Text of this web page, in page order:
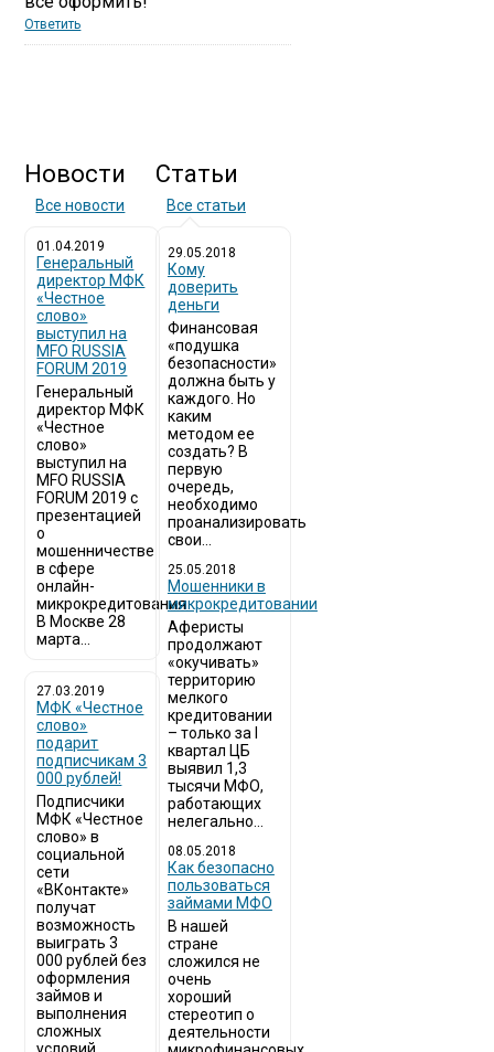
Ответить
Новости
Все новости
01.04.2019
Генеральный
директор МФК
«Честное
слово»
выступил на
MFO RUSSIA
FORUM 2019
Генеральный
директор МФК
«Честное
слово»
выступил на
MFO RUSSIA
FORUM 2019 с
презентацией
о
мошенничестве
в сфере
онлайн-
микрокредитования
В Москве 28
марта...
27.03.2019
МФК «Честное
слово»
подарит
подписчикам 3
000 рублей!
Подписчики
МФК «Честное
слово» в
социальной
сети
«ВКонтакте»
получат
возможность
выиграть 3
000 рублей без
оформления
займов и
выполнения
сложных
Статьи
Все статьи
29.05.2018
Кому
доверить
деньги
Финансовая
«подушка
безопасности»
должна быть у
каждого. Но
каким
методом ее
создать? В
первую
очередь,
необходимо
проанализировать
свои...
25.05.2018
Мошенники в
микрокредитовании
Аферисты
продолжают
«окучивать»
территорию
мелкого
кредитовании
– только за I
квартал ЦБ
выявил 1,3
тысячи МФО,
работающих
нелегально...
08.05.2018
Как безопасно
пользоваться
займами МФО
В нашей
стране
сложился не
очень
хороший
стереотип о
деятельности